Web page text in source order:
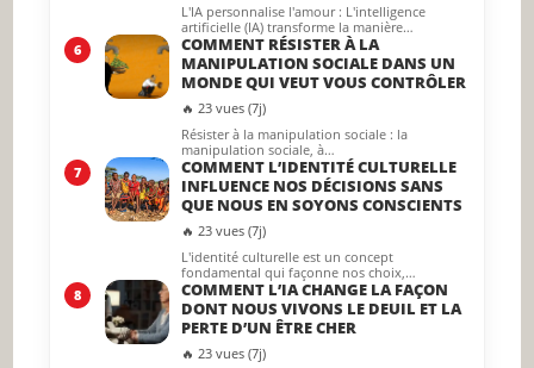
L'IA personnalise l'amour : L'intelligence
artificielle (IA) transforme la manière…
6
COMMENT RÉSISTER À LA
MANIPULATION SOCIALE DANS UN
MONDE QUI VEUT VOUS CONTRÔLER
🔥 23 vues (7j)
Résister à la manipulation sociale : la
manipulation sociale, à…
7
COMMENT L’IDENTITÉ CULTURELLE
INFLUENCE NOS DÉCISIONS SANS
QUE NOUS EN SOYONS CONSCIENTS
🔥 23 vues (7j)
L'identité culturelle est un concept
fondamental qui façonne nos choix,…
8
COMMENT L’IA CHANGE LA FAÇON
DONT NOUS VIVONS LE DEUIL ET LA
PERTE D’UN ÊTRE CHER
🔥 23 vues (7j)